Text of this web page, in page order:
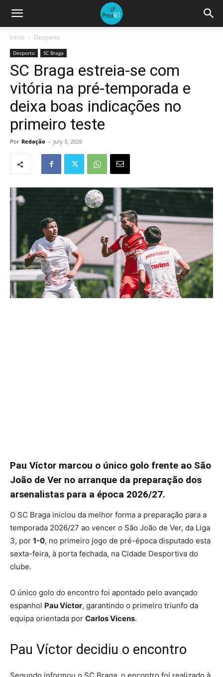
Início Desporto
Desporto SC Braga
SC Braga estreia-se com
vitória na pré-temporada e
deixa boas indicações no
primeiro teste
Por Redação - July 3, 2026
Pau Víctor marcou o único golo frente ao São
João de Ver no arranque da preparação dos
arsenalistas para a época 2026/27.
O SC Braga iniciou da melhor forma a preparação para a
temporada 2026/27 ao vencer o São João de Ver, da Liga
3, por 1-0, no primeiro jogo de pré-época disputado esta
sexta-feira, à porta fechada, na Cidade Desportiva do
clube.
O único golo do encontro foi apontado pelo avançado
espanhol Pau Víctor, garantindo o primeiro triunfo da
equipa orientada por Carlos Vicens.
Pau Víctor decidiu o encontro
Segundo informou o SC Braga, o encontro foi realizado à